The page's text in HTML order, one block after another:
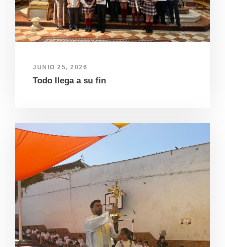
JUNIO 25, 2026
Todo llega a su fin